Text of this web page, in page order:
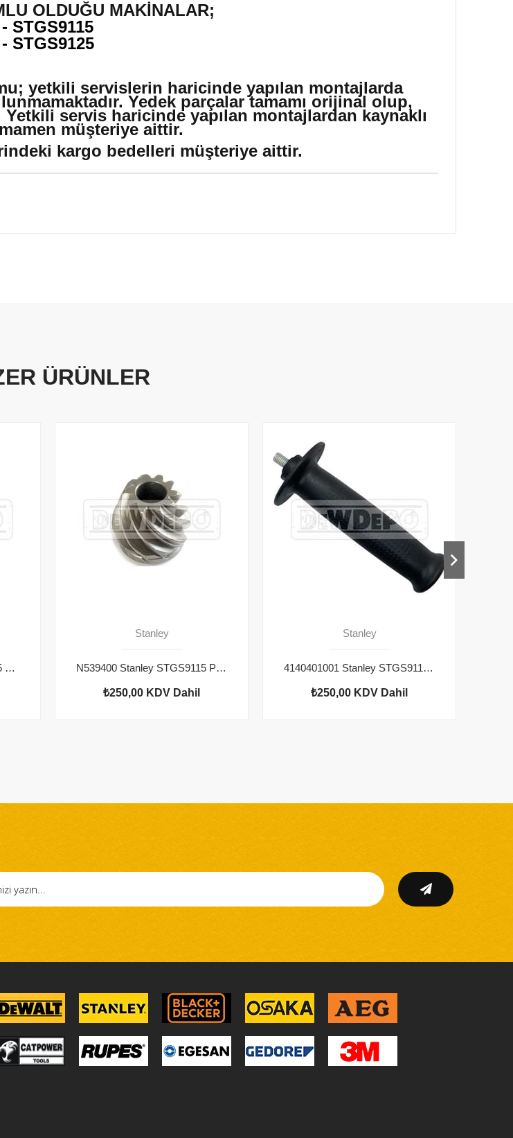
OLDUĞU MAKİNALAR;
- STGS9115
- STGS9125
yetkili servislerin haricinde yapılan montajlarda
Yedek parçalar tamamı orijinal olup,
servis haricinde yapılan montajlardan kaynaklı
müşteriye aittir.
kargo bedelleri müşteriye aittir.
ÜRÜNLER
60314059 Stanley STGS9115 Yastık
Stanley
N539400 Stanley STGS9115 Pinyon
₺250,00 KDV Dahil
Stanley
4140401001 Stanley STGS9115 Tutma Kolu
₺250,00 KDV Dahil